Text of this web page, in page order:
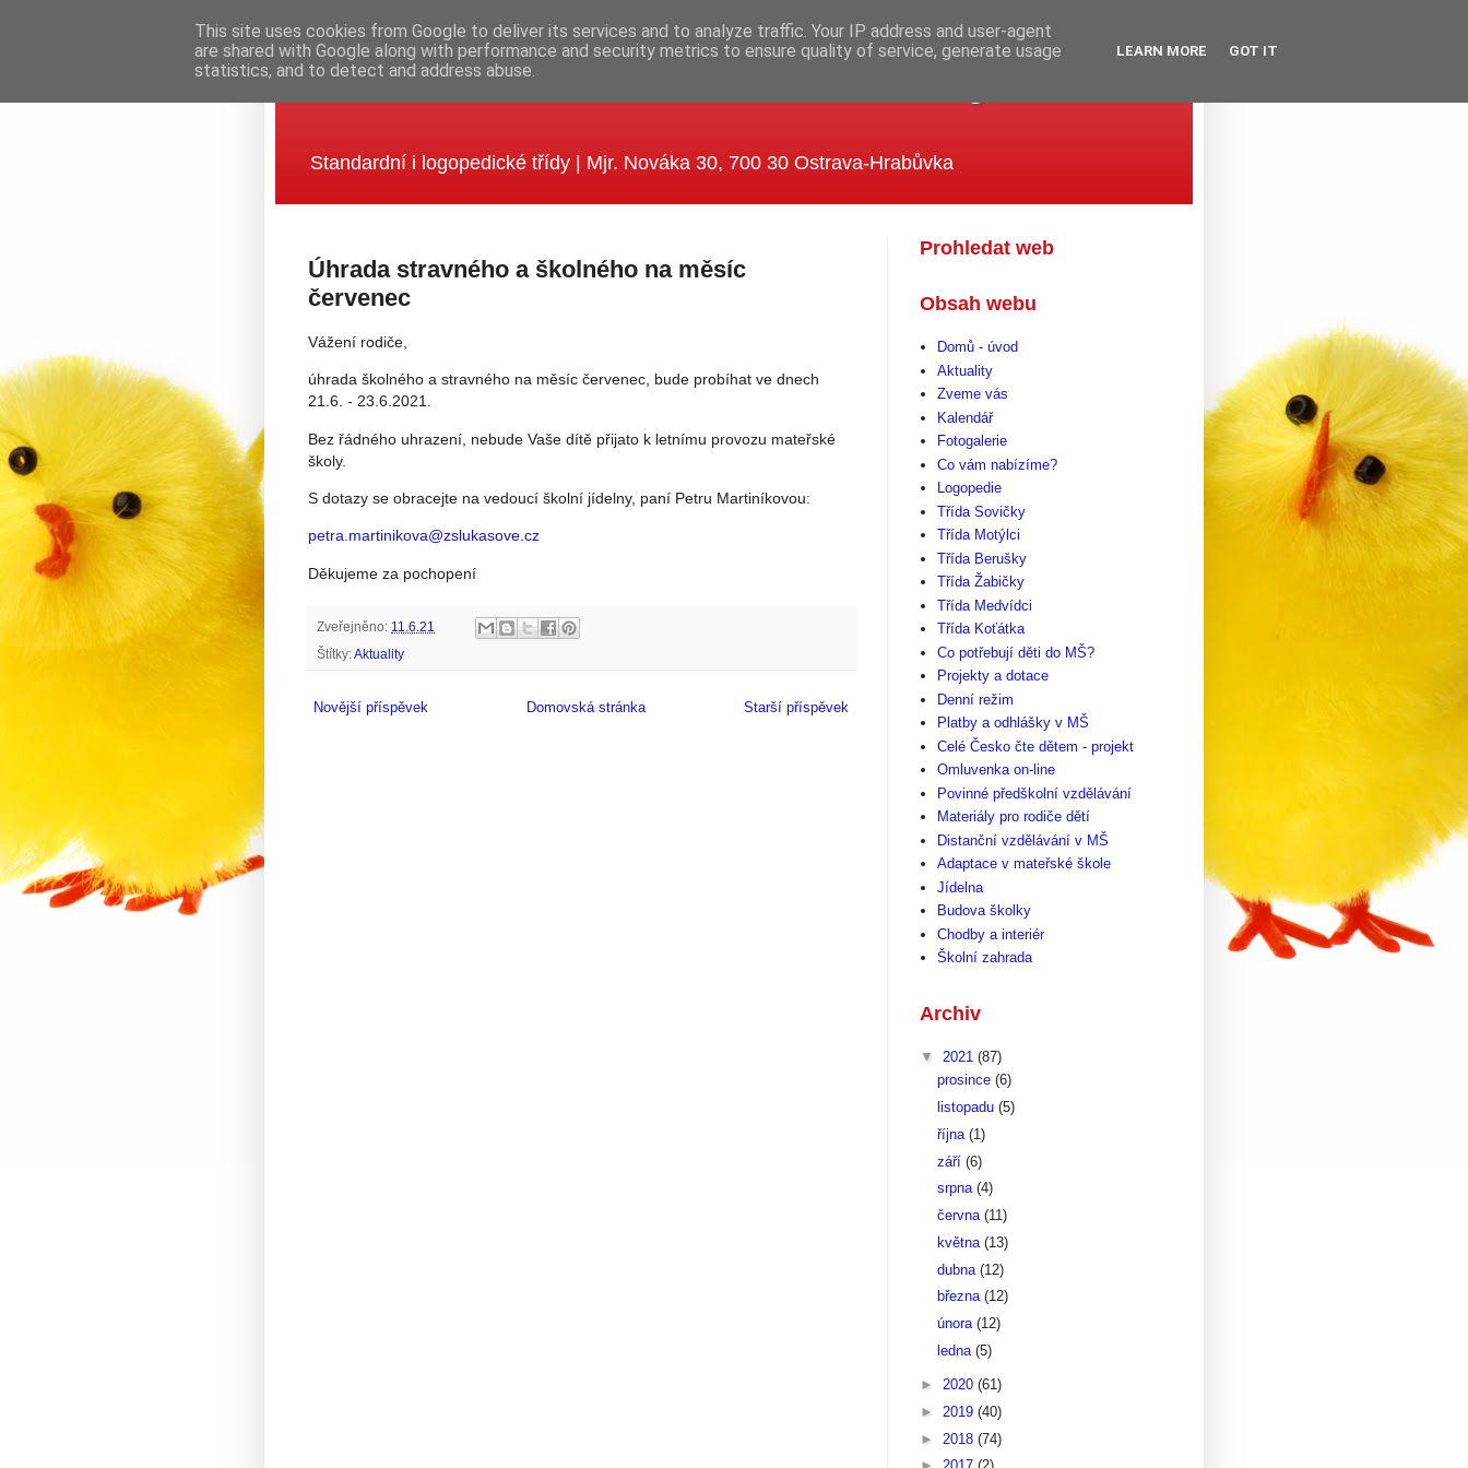
Mateřská škola MUDr. Emílie Lukášové a Klegova
Standardní i logopedické třídy | Mjr. Nováka 30, 700 30 Ostrava-Hrabůvka
Úhrada stravného a školného na měsíc
červenec
Vážení rodiče,
úhrada školného a stravného na měsíc červenec, bude probíhat ve dnech
21.6. - 23.6.2021.
Bez řádného uhrazení, nebude Vaše dítě přijato k letnímu provozu mateřské
školy.
S dotazy se obracejte na vedoucí školní jídelny, paní Petru Martiníkovou:
petra.martinikova@zslukasove.cz
Děkujeme za pochopení
Zveřejněno: 11.6.21
Štítky:Aktuality
Novější příspěvek Starší příspěvek
Domovská stránka
Prohledat web
Obsah webu
Domů - úvod
Aktuality
Zveme vás
Kalendář
Fotogalerie
Co vám nabízíme?
Logopedie
Třída Sovičky
Třída Motýlci
Třída Berušky
Třída Žabičky
Třída Medvídci
Třída Koťátka
Co potřebují děti do MŠ?
Projekty a dotace
Denní režim
Platby a odhlášky v MŠ
Celé Česko čte dětem - projekt
Omluvenka on-line
Povinné předškolní vzdělávání
Materiály pro rodiče dětí
Distanční vzdělávání v MŠ
Adaptace v mateřské škole
Jídelna
Budova školky
Chodby a interiér
Školní zahrada
Archiv
▼ 2021 (87)
prosince (6)
listopadu (5)
října (1)
září (6)
srpna (4)
června (11)
května (13)
dubna (12)
března (12)
února (12)
ledna (5)
► 2020 (61)
► 2019 (40)
► 2018 (74)
This site uses cookies from Google to deliver its services and to analyze traffic. Your IP address and user-agent
are shared with Google along with performance and security metrics to ensure quality of service, generate usage
statistics, and to detect and address abuse.
LEARN MORE GOT IT